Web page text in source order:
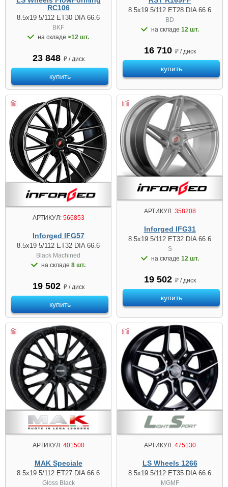
RC106
8.5x19 5/112 ET30 DIA 66.6
BKF
на складе >12 шт.
23 848 ₽ / диск
купить
8.5x19 5/112 ET28 DIA 66.6
BD
на складе 12 шт.
16 710 ₽ / диск
купить
АРТИКУЛ:566853
Inforged IFG57
8.5x19 5/112 ET32 DIA 66.6
Black Machined
на складе 8 шт.
19 502 ₽ / диск
купить
АРТИКУЛ:358208
Inforged IFG31
8.5x19 5/112 ET32 DIA 66.6
S
на складе 12 шт.
19 502 ₽ / диск
купить
АРТИКУЛ:401500
MAK Speciale
8.5x19 5/112 ET27 DIA 66.6
Gloss Black
АРТИКУЛ:475130
LS Wheels 1266
8.5x19 5/112 ET35 DIA 66.6
MGMF